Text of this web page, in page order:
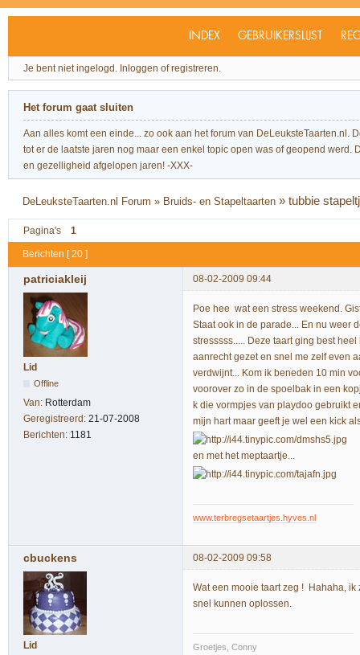
INDEX GEBRUIKERSLIJST
Je bent niet ingelogd. Inloggen of registreren.
Het forum gaat sluiten
Aan alles komt een einde... zo ook aan het forum van
tot er de laatste jaren nog maar een enkel topic open was of geopend
en gezelligheid afgelopen jaren! -XXX-
DeLeuksteTaarten.nl Forum » Bruids- en Stapeltaarten »tubbie
Pagina's 1
Berichten [ 20 ]
patriciakleij 08-02-2009 09:44
Lid
Offline
Van: Rotterdam
Geregistreerd: 21-07-2008
Berichten: 1181
Poe hee wat een stress weekend.
Staat ook in de parade... En nu weer
stresssss..... Deze taart ging best
aanrecht gezet en snel me zelf even
verdwijnt... Kom ik beneden 10 min
voorover zo in de spoelbak in een
k die vormpjes van playdoo gebruikt
mijn hart maar geeft je wel een kick
en met het meptaartje...
www.terbregsetaartjes.hyves.nl
cbuckens 08-02-2009 09:58
Lid
Wat een mooie taart zeg ! Hahaha, ik
snel kunnen oplossen.
Groetjes, Conny